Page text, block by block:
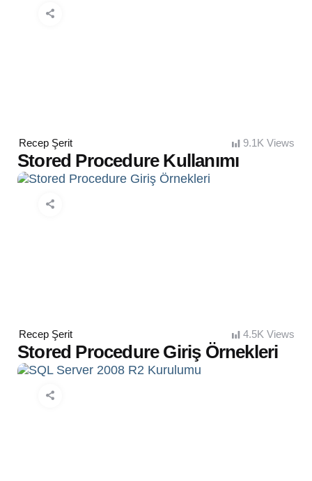
Posted
by
Recep Şerit 9.1K Views
Stored Procedure Kullanımı
Posted
by
Recep Şerit 4.5K Views
Stored Procedure Giriş Örnekleri